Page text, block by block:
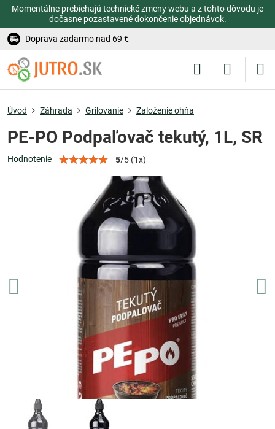
Momentálne prebiehajú technické zmeny webu a z tohto dôvodu je
dočasne pozastavené dokončenie objednávok.
Doprava zadarmo nad 69 €
Úvod Záhrada Grilovanie Založenie ohňa
PE-PO Podpaľovač tekutý, 1L, SR
Hodnotenie 5/5 (1x)